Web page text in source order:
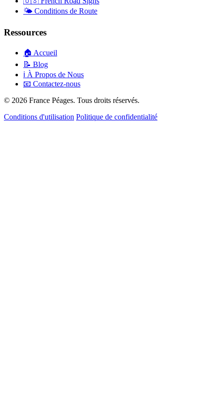
🌤️ Conditions de Route
Ressources
🏠 Accueil
📝 Blog
ℹ️ À Propos de Nous
📧 Contactez-nous
© 2026 France Péages. Tous droits réservés.
Conditions d'utilisation Politique de confidentialité